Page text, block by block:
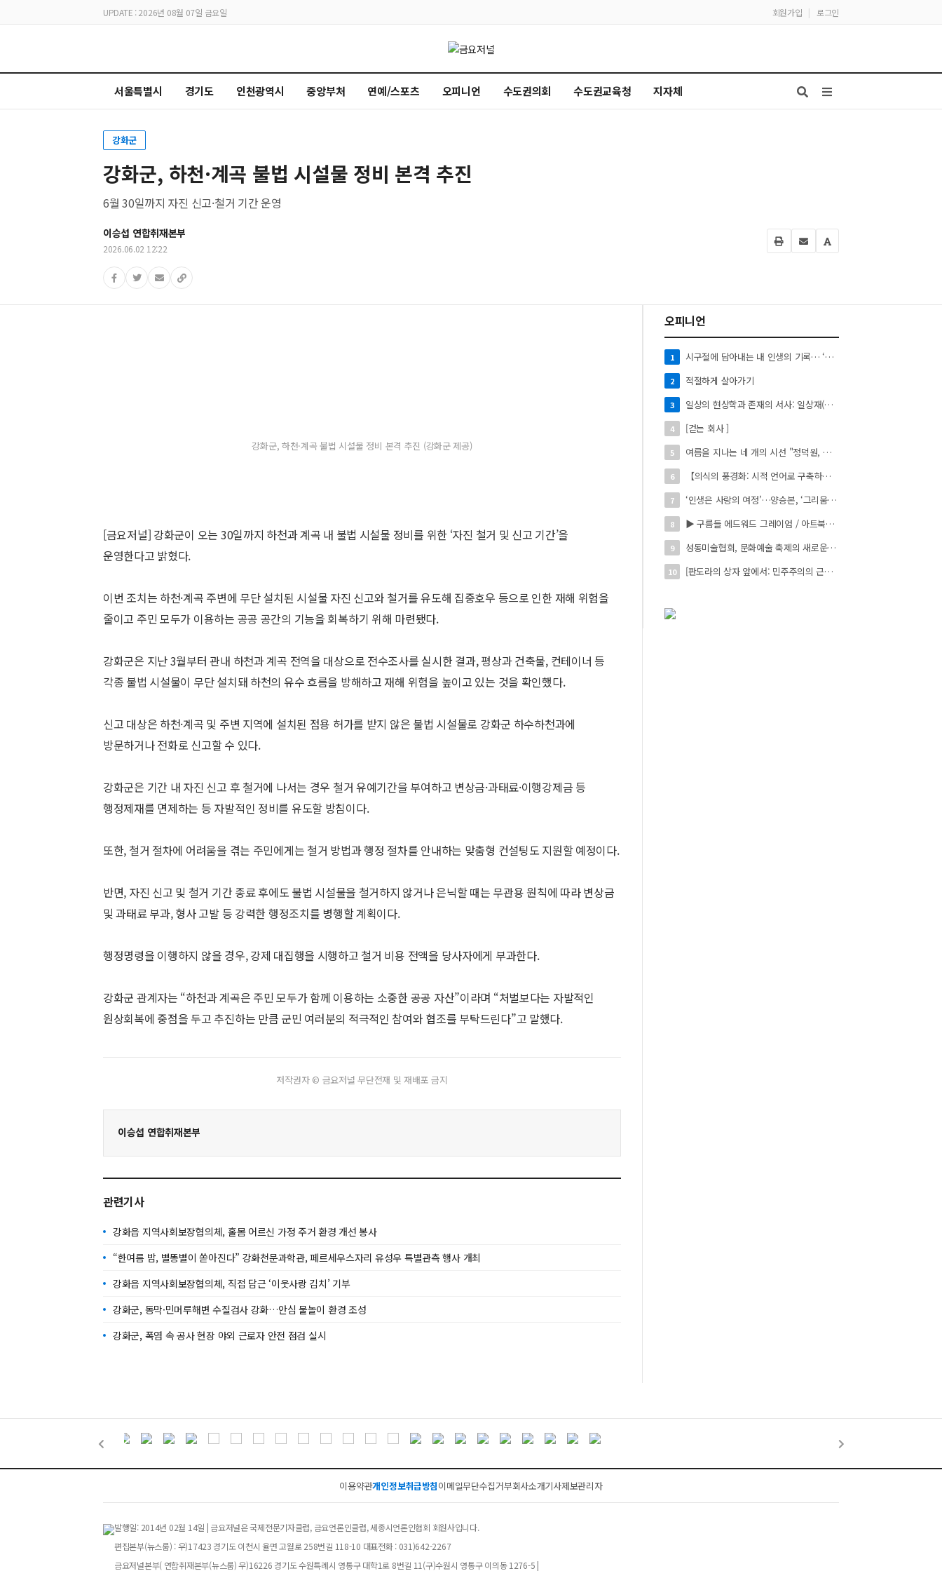
UPDATE : 2026년 08월 07일 금요일 회원가입 | 로그인
서울특별시 경기도 인천광역시 중앙부처 연예/스포츠 오피니언 수도권의회 수도권교육청 지자체
강화군
강화군, 하천·계곡 불법 시설물 정비 본격 추진
6월 30일까지 자진 신고·철거 기간 운영
이승섭 연합취재본부
2026.06.02 12:22
강화군, 하천·계곡 불법 시설물 정비 본격 추진 (강화군 제공)
[금요저널] 강화군이 오는 30일까지 하천과 계곡 내 불법 시설물 정비를 위한 ‘자진 철거 및 신고 기간’을
운영한다고 밝혔다.
이번 조치는 하천·계곡 주변에 무단 설치된 시설물 자진 신고와 철거를 유도해 집중호우 등으로 인한 재해 위험을
줄이고 주민 모두가 이용하는 공공 공간의 기능을 회복하기 위해 마련됐다.
강화군은 지난 3월부터 관내 하천과 계곡 전역을 대상으로 전수조사를 실시한 결과, 평상과 건축물, 컨테이너 등
각종 불법 시설물이 무단 설치돼 하천의 유수 흐름을 방해하고 재해 위험을 높이고 있는 것을 확인했다.
신고 대상은 하천·계곡 및 주변 지역에 설치된 점용 허가를 받지 않은 불법 시설물로 강화군 하수하천과에
방문하거나 전화로 신고할 수 있다.
강화군은 기간 내 자진 신고 후 철거에 나서는 경우 철거 유예기간을 부여하고 변상금·과태료·이행강제금 등
행정제재를 면제하는 등 자발적인 정비를 유도할 방침이다.
또한, 철거 절차에 어려움을 겪는 주민에게는 철거 방법과 행정 절차를 안내하는 맞춤형 컨설팅도 지원할 예정이다.
반면, 자진 신고 및 철거 기간 종료 후에도 불법 시설물을 철거하지 않거나 은닉할 때는 무관용 원칙에 따라 변상금
및 과태료 부과, 형사 고발 등 강력한 행정조치를 병행할 계획이다.
행정명령을 이행하지 않을 경우, 강제 대집행을 시행하고 철거 비용 전액을 당사자에게 부과한다.
강화군 관계자는 “하천과 계곡은 주민 모두가 함께 이용하는 소중한 공공 자산”이라며 “처벌보다는 자발적인
원상회복에 중점을 두고 추진하는 만큼 군민 여러분의 적극적인 참여와 협조를 부탁드린다”고 말했다.
저작권자 © 금요저널 무단전재 및 재배포 금지
이승섭 연합취재본부
관련기사
강화읍 지역사회보장협의체, 홀몸 어르신 가정 주거 환경 개선 봉사
“한여름 밤, 별똥별이 쏟아진다” 강화천문과학관, 페르세우스자리 유성우 특별관측 행사 개최
강화읍 지역사회보장협의체, 직접 담근 ‘이웃사랑 김치’ 기부
강화군, 동막·민머루해변 수질검사 강화…안심 물놀이 환경 조성
강화군, 폭염 속 공사 현장 야외 근로자 안전 점검 실시
오피니언
1 시구절에 담아내는 내 인생의 기록… ‘시로 쓰는 자서전’
2 적절하게 살아가기
3 일상의 현상학과 존재의 서사: 일상재(日常材)의 시적 환치와 자아 성찰】
4 [걷는 회사 ]
5 여름을 지나는 네 개의 시선 "정덕원, 나지윤, 민선홍, 정윤하 작가" 4인 展
6 【의식의 풍경화: 시적 언어로 구축하는 실존의 미학】
7 ‘인생은 사랑의 여정’…양승본, ‘그리움의 빛’
8 ▶ 구름들 에드워드 그레이엄 / 아트북스 / 288쪽
9 성동미술협회, 문화예술 축제의 새로운 시작 ‘2026 서울숲 국제 아트 페스타’ 개최
10 [판도라의 상자 앞에서: 민주주의의 근원을 묻다]
이용약관개인정보취급방침이메일무단수집거부회사소개기사제보관리자
발행일: 2014년 02월 14일 | 금요저널은 국제전문기자클럽, 금요언론인클럽, 세종시언론인협회 회원사입니다.
편집본부(뉴스룸) : 우)17423 경기도 이천시 율면 고월로 258번길 118-10 대표전화 : 031)642-2267
금요저널본부( 연합취재본부(뉴스룸) 우)16226 경기도 수원특례시 영통구 대학1로 8번길 11(구)수원시 영통구 이의동 1276-5 |